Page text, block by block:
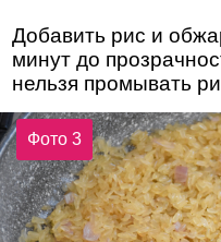
Добавить рис и
минут до
нельзя промывать
Фото 3